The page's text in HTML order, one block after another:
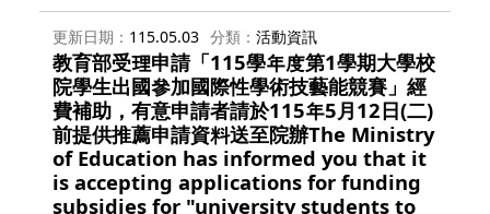
更新日期 115.05.03 分類 活動資訊
教育部受理申請「115學年度第1學期大學校
院學生出國參加國際性學術技藝能競賽」經
費補助，有意申請者請於115年5月12日(二)
前提供推薦申請資料送至院辦The Ministry
of Education has informed you that it
is accepting applications for funding
subsidies for "university students to